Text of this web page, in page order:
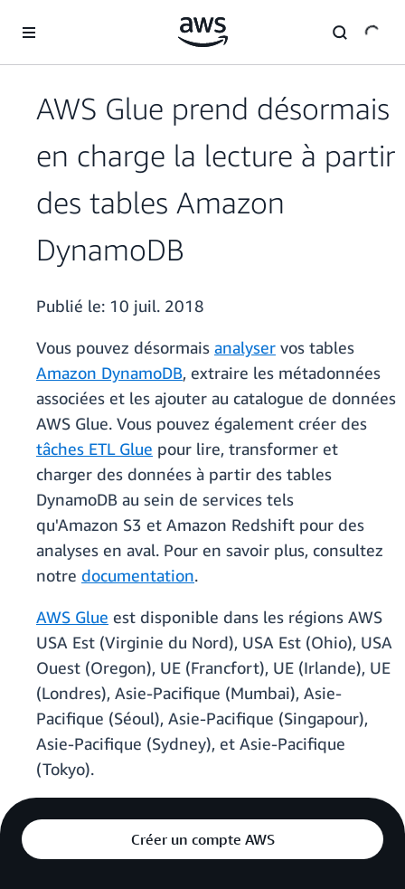
AWS Glue prend désormais
en charge la lecture à partir
des tables Amazon
DynamoDB
Publié le: 10 juil. 2018
Vous pouvez désormais analyser vos tables
Amazon DynamoDB, extraire les métadonnées
associées et les ajouter au catalogue de données
AWS Glue. Vous pouvez également créer des
tâches ETL Glue pour lire, transformer et
charger des données à partir des tables
DynamoDB au sein de services tels
qu'Amazon S3 et Amazon Redshift pour des
analyses en aval. Pour en savoir plus, consultez
notre documentation.
AWS Glue est disponible dans les régions AWS
USA Est (Virginie du Nord), USA Est (Ohio), USA
Ouest (Oregon), UE (Francfort), UE (Irlande), UE
(Londres), Asie-Pacifique (Mumbai), Asie-
Pacifique (Séoul), Asie-Pacifique (Singapour),
Asie-Pacifique (Sydney), et Asie-Pacifique
(Tokyo).
Créer un compte AWS